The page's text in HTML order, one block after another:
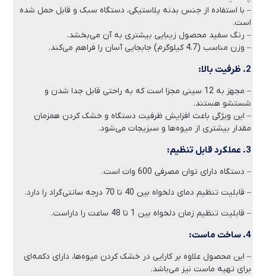
– با استفاده از جنس بدنه پلاستیکی، دستگاه سبک و قابل حمل شده
است.
– رنگ سفید محصول زیبایی بیشتری به آن می‌بخشد.
– وزن مناسب (4.7 کیلوگرم) جابجایی آسان را فراهم می‌کند.
2. ظرفیت بالا:
– مجهز به 12 سینی مجزا است که به راحتی قابل جدا شدن و
شستشو هستند.
– این ویژگی باعث افزایش ظرفیت دستگاه و خشک کردن همزمان
مقدار بیشتری از میوه‌ها و سبزیجات می‌شود.
3. عملکرد قابل تنظیم:
– دستگاه دارای توان مصرفی 600 وات است.
– قابلیت تنظیم دمای دلخواه بین 40 تا 70 درجه سانتی‌گراد را دارد.
– قابلیت تنظیم زمان دلخواه بین 1 تا 48 ساعت را داراست.
4. ساخت ماست:
– این محصول علاوه بر کارایی در خشک کردن میوه‌ها، دارای دکمه‌ای
برای تهیه ماست نیز می‌باشد.